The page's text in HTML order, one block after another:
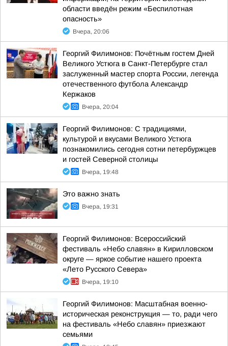
области введён режим «Беспилотная
опасность»
Вчера, 20:06
Георгий Филимонов: Почётным гостем Дней
Великого Устюга в Санкт-Петербурге стал
заслуженный мастер спорта России, легенда
отечественного футбола Александр
Кержаков
Вчера, 20:04
Георгий Филимонов: С традициями,
культурой и вкусами Великого Устюга
познакомились сегодня сотни петербуржцев
и гостей Северной столицы
Вчера, 19:48
Это важно знать
Вчера, 19:31
Георгий Филимонов: Всероссийский
фестиваль «Небо славян» в Кирилловском
округе — яркое событие нашего проекта
«Лето Русского Севера»
Вчера, 19:10
Георгий Филимонов: Масштабная военно-
историческая реконструкция — то, ради чего
на фестиваль «Небо славян» приезжают
семьями